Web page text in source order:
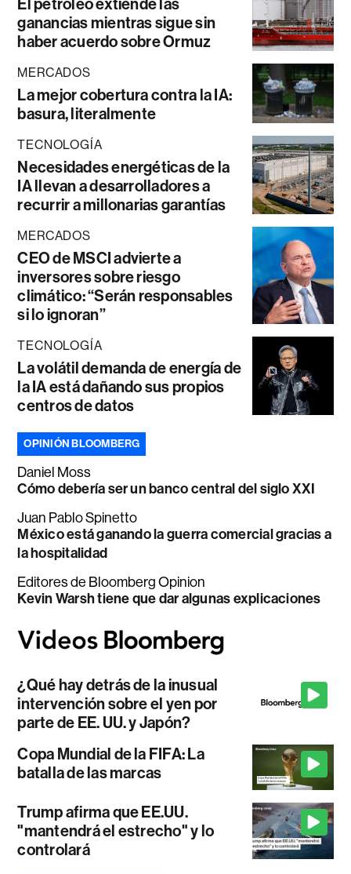
El petróleo extiende las
ganancias mientras sigue sin
haber acuerdo sobre Ormuz
MERCADOS
La mejor cobertura contra la IA:
basura, literalmente
TECNOLOGÍA
Necesidades energéticas de la
IA llevan a desarrolladores a
recurrir a millonarias garantías
MERCADOS
CEO de MSCI advierte a
inversores sobre riesgo
climático: “Serán responsables
si lo ignoran”
TECNOLOGÍA
La volátil demanda de energía de
la IA está dañando sus propios
centros de datos
OPINIÓN BLOOMBERG
Daniel Moss
Cómo debería ser un banco central del siglo XXI
Juan Pablo Spinetto
México está ganando la guerra comercial gracias a
la hospitalidad
Editores de Bloomberg Opinion
Kevin Warsh tiene que dar algunas explicaciones
¿Qué hay detrás de la inusual
intervención sobre el yen por
parte de EE. UU. y Japón?
Copa Mundial de la FIFA: La
batalla de las marcas
Trump afirma que EE.UU.
"mantendrá el estrecho" y lo
controlará